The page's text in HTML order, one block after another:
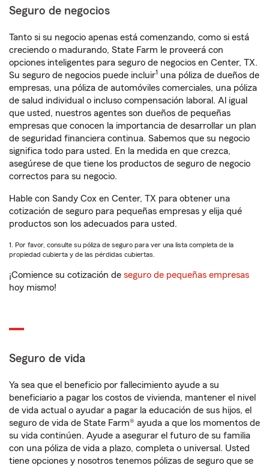
Seguro de negocios
Tanto si su negocio apenas está comenzando, como si está
creciendo o madurando, State Farm le proveerá con
opciones inteligentes para seguro de negocios en Center, TX.
Su seguro de negocios puede incluir1 una póliza de dueños de
empresas, una póliza de automóviles comerciales, una póliza
de salud individual o incluso compensación laboral. Al igual
que usted, nuestros agentes son dueños de pequeñas
empresas que conocen la importancia de desarrollar un plan
de seguridad financiera continua. Sabemos que su negocio
significa todo para usted. En la medida en que crezca,
asegúrese de que tiene los productos de seguro de negocio
correctos para su negocio.
Hable con Sandy Cox en Center, TX para obtener una
cotización de seguro para pequeñas empresas y elija qué
productos son los adecuados para usted.
1. Por favor, consulte su póliza de seguro para ver una lista completa de la
propiedad cubierta y de las pérdidas cubiertas.
¡Comience su cotización de seguro de pequeñas empresas
hoy mismo!
Seguro de vida
Ya sea que el beneficio por fallecimiento ayude a su
beneficiario a pagar los costos de vivienda, mantener el nivel
de vida actual o ayudar a pagar la educación de sus hijos, el
seguro de vida de State Farm® ayuda a que los momentos de
su vida continúen. Ayude a asegurar el futuro de su familia
con una póliza de vida a plazo, completa o universal. Usted
tiene opciones y nosotros tenemos pólizas de seguro que se